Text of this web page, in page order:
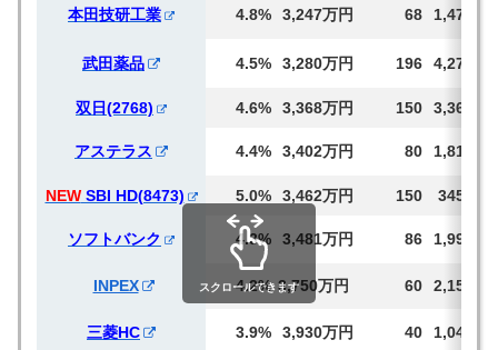
本田技研工業 4.8% 3,247万円 68 1,472
武田薬品 4.5% 3,280万円 196 4,271
双日(2768) 4.6% 3,368万円 150 3,368
アステラス 4.4% 3,402万円 80 1,814
NEWSBI HD(8473) 5.0% 3,462万円 150 3450
ソフトバンク 4.3% 3,481万円 86 1,996
INPEX 4.2% 3,750万円 60 2,150
三菱HC 3.9% 3,930万円 40 1,047
スクロールできます